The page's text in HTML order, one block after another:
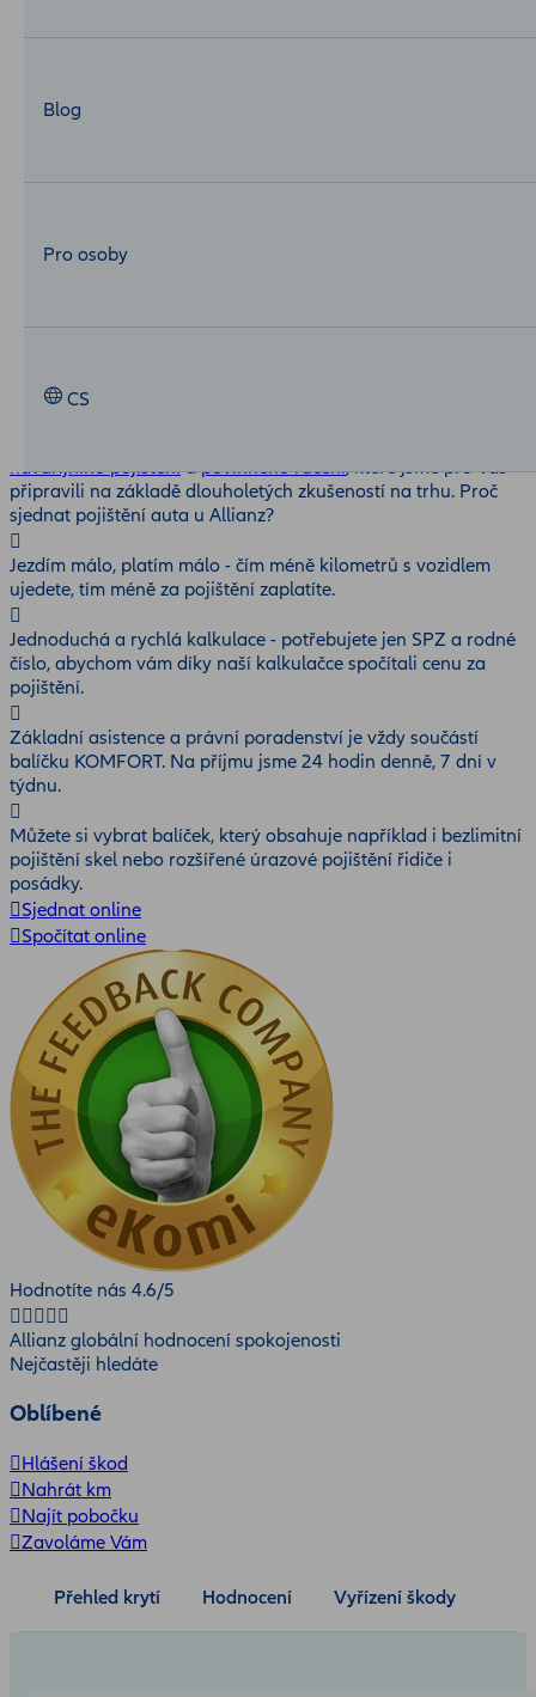
Blog
Pro osoby
CS
Sleva až21 %s Allianz PLUS
4 balíčky autopojištění.
1 snadná volba.
havarijního pojištěníapovinného ručení, které jsme pro Vás
připravili na základě dlouholetých zkušeností na trhu. Proč
sjednat pojištění auta u Allianz?
Jezdím málo, platím málo - čím méně kilometrů s vozidlem
ujedete, tím méně za pojištění zaplatíte.
Jednoduchá a rychlá kalkulace - potřebujete jen SPZ a rodné
číslo, abychom vám díky naší kalkulačce spočítali cenu za
pojištění.
Základní asistence a právní poradenství je vždy součástí
balíčku KOMFORT. Na příjmu jsme 24 hodin denně, 7 dní v
týdnu.
Můžete si vybrat balíček, který obsahuje například i bezlimitní
pojištění skel nebo rozšířené úrazové pojištění řidiče i
posádky.
Sjednat online
Spočítat online
Hodnotíte nás 4.6/5
Allianz globální hodnocení spokojenosti
Nejčastěji hledáte
Oblíbené
Hlášení škod
Nahrát km
Najít pobočku
Zavoláme Vám
Přehled krytí Hodnocení Vyřízení škody